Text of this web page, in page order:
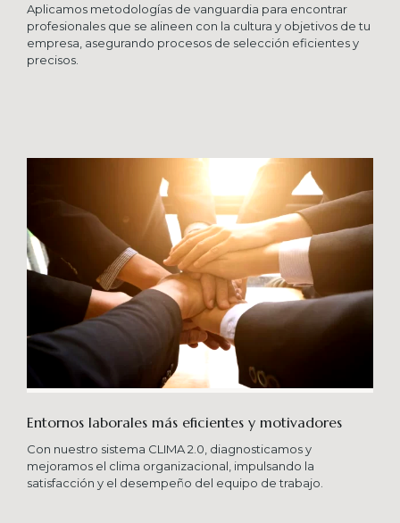
Aplicamos metodologías de vanguardia para encontrar
profesionales que se alineen con la cultura y objetivos de tu
empresa, asegurando procesos de selección eficientes y
precisos.
Entornos laborales más eficientes y motivadores
Con nuestro sistema CLIMA 2.0, diagnosticamos y
mejoramos el clima organizacional, impulsando la
satisfacción y el desempeño del equipo de trabajo.